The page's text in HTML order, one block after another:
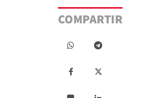
COMPARTIR